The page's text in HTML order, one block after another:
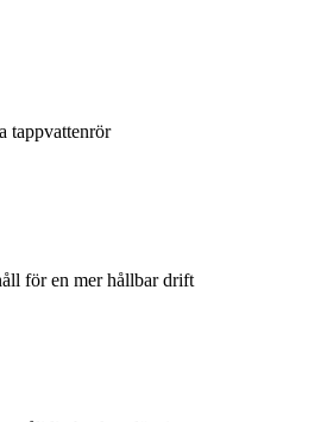
tappvattenrör
för en mer hållbar drift